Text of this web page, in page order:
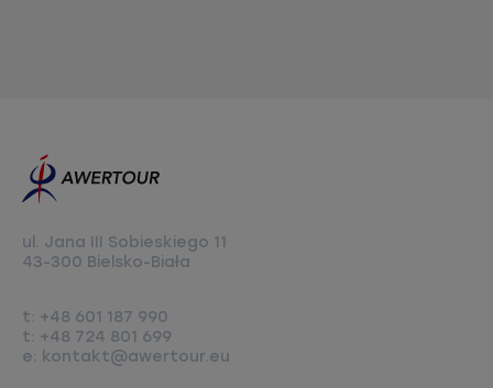
ul. Jana III Sobieskiego 11
43-300 Bielsko-Biała
t: +48 601 187 990
t: +48 724 801 699
e: kontakt@awertour.eu